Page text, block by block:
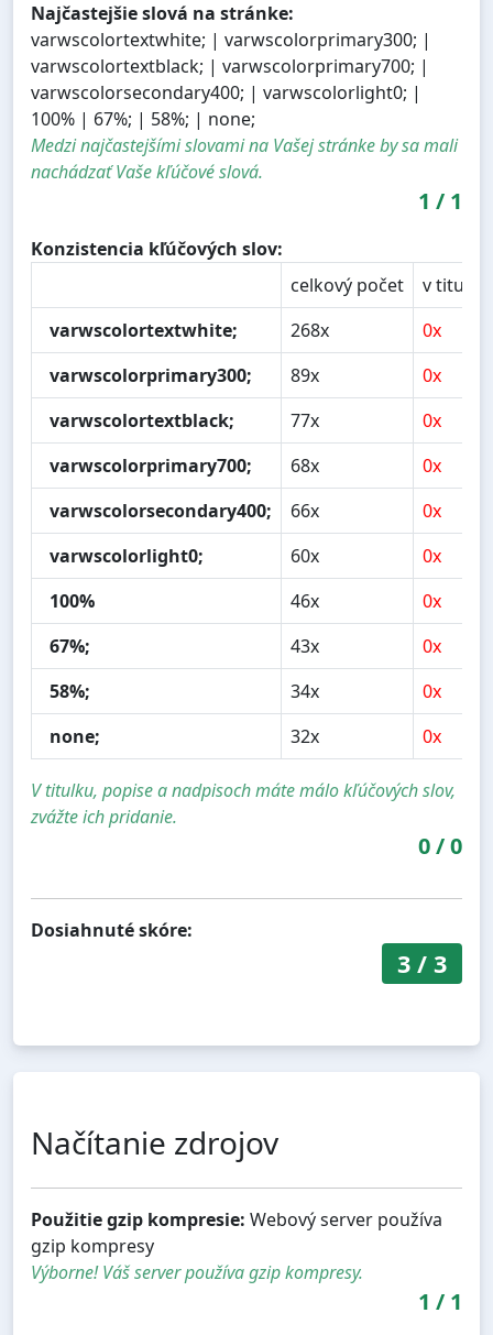
Najčastejšie slová na stránke:
varwscolortextwhite; | varwscolorprimary300; |
varwscolortextblack; | varwscolorprimary700; |
varwscolorsecondary400; | varwscolorlight0; |
100% | 67%; | 58%; | none;
Medzi najčastejšími slovami na Vašej stránke by sa mali
nachádzať Vaše kľúčové slová.
1 / 1
Konzistencia kľúčových slov:
celkový počet
v titulku
varwscolortextwhite;
268x
0x
varwscolorprimary300;
89x
0x
varwscolortextblack;
77x
0x
varwscolorprimary700;
68x
0x
varwscolorsecondary400;
66x
0x
varwscolorlight0;
60x
0x
100%
46x
0x
67%;
43x
0x
58%;
34x
0x
none;
32x 0x
V titulku, popise a nadpisoch máte málo kľúčových slov,
zvážte ich pridanie.
0/0
Dosiahnuté skóre:
3/ 3
Načítanie zdrojov
Použitie gzip kompresie: Webový server používa
gzip kompresy
Výborne! Váš server používa gzip kompresy.
1 / 1